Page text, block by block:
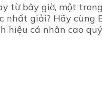
từ bây giờ, một
nhất giải? Hãy cùng
hiệu cá nhân cao